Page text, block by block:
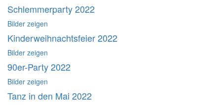
Schlemmerparty 2022
Bilder zeigen
Kinderweihnachtsfeier 2022
Bilder zeigen
90er-Party 2022
Bilder zeigen
Tanz in den Mai 2022